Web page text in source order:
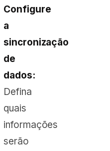
Configure
a
sincronização
de
dados:
Defina
quais
informações
serão